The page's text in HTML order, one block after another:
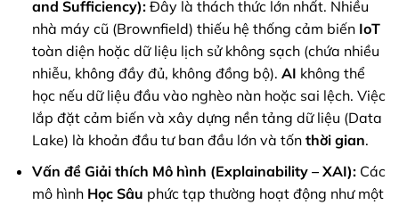
and Sufficiency):Đây là thách thức lớn nhất. Nhiều
nhà máy cũ (Brownfield) thiếu hệ thống cảm biến IoT
toàn diện hoặc dữ liệu lịch sử không sạch (chứa nhiều
nhiễu, không đầy đủ, không đồng bộ). AI không thể
học nếu dữ liệu đầu vào nghèo nàn hoặc sai lệch. Việc
lắp đặt cảm biến và xây dựng nền tảng dữ liệu (Data
Lake) là khoản đầu tư ban đầu lớn và tốn thời gian.
Vấn đề Giải thích Mô hình (Explainability – XAI):Các
mô hình Học Sâu phức tạp thường hoạt động như một